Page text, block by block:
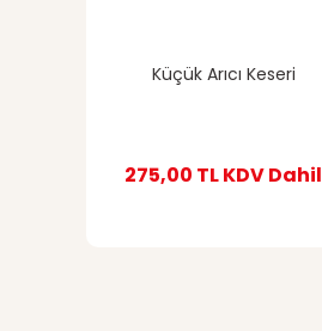
Küçük Arıcı Keseri
275,00 TLKDV Dahil